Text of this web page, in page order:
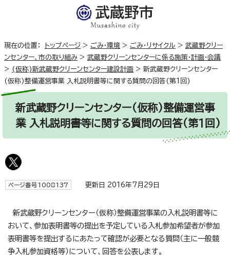
現在の位置： トップページ > ごみ・環境 > ごみ・リサイクル > 武蔵野クリー
ンセンター、市の取り組み > 武蔵野クリーンセンターに係る施策・計画・会議
> (仮称)新武蔵野クリーンセンター建設計画 > 新武蔵野クリーンセンター
(仮称)整備運営事業 入札説明書等に関する質問の回答(第1回)
新武蔵野クリーンセンター(仮称)整備運営事
業 入札説明書等に関する質問の回答(第1回)
ページ番号1008137 更新日 2016年7月29日
新武蔵野クリーンセンター（仮称）整備運営事業の入札説明書等に
おいて、参加表明書等の提出を予定している入札参加希望者が参加
表明書等を提出するにあたって確認が必要となる質問（主に一般競
争入札参加資格等）について、回答を公表します。